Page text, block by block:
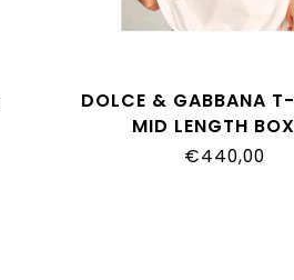
DOLCE & GABBANA
MID LENGTH
€440,00